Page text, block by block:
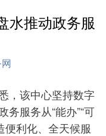
水推动政务服
该中心坚持数字
服务从“能办”“可
便利化、全天候服